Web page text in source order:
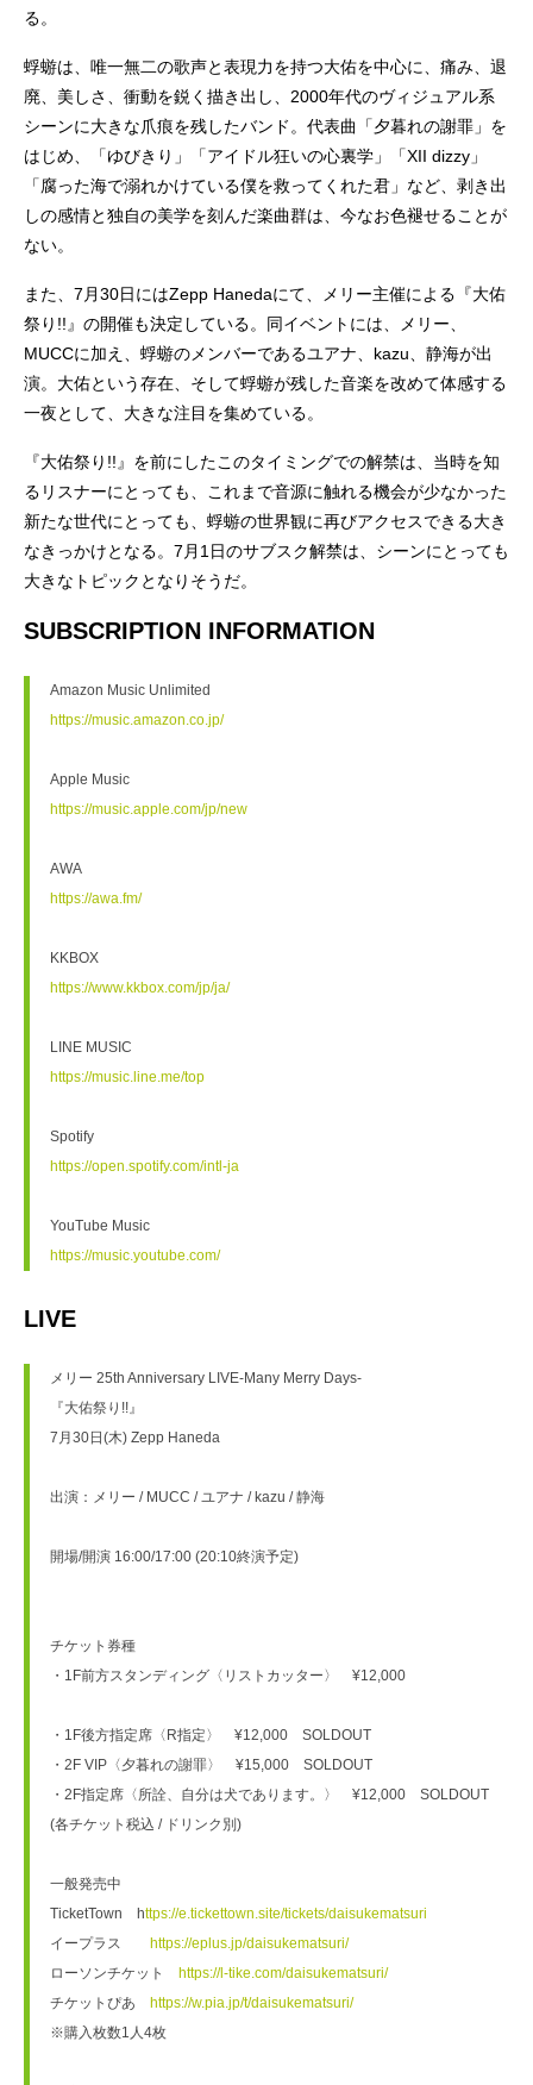
る。
蜉蝣は、唯一無二の歌声と表現力を持つ大佑を中心に、痛み、退
廃、美しさ、衝動を鋭く描き出し、2000年代のヴィジュアル系
シーンに大きな爪痕を残したバンド。代表曲「夕暮れの謝罪」を
はじめ、「ゆびきり」「アイドル狂いの心裏学」「XII dizzy」
「腐った海で溺れかけている僕を救ってくれた君」など、剥き出
しの感情と独自の美学を刻んだ楽曲群は、今なお色褪せることが
ない。
また、7月30日にはZepp Hanedaにて、メリー主催による『大佑
祭り!!』の開催も決定している。同イベントには、メリー、
MUCCに加え、蜉蝣のメンバーであるユアナ、kazu、静海が出
演。大佑という存在、そして蜉蝣が残した音楽を改めて体感する
一夜として、大きな注目を集めている。
『大佑祭り!!』を前にしたこのタイミングでの解禁は、当時を知
るリスナーにとっても、これまで音源に触れる機会が少なかった
新たな世代にとっても、蜉蝣の世界観に再びアクセスできる大き
なきっかけとなる。7月1日のサブスク解禁は、シーンにとっても
大きなトピックとなりそうだ。
SUBSCRIPTION INFORMATION
Amazon Music Unlimited
https://music.amazon.co.jp/
Apple Music
https://music.apple.com/jp/new
AWA
https://awa.fm/
KKBOX
https://www.kkbox.com/jp/ja/
LINE MUSIC
https://music.line.me/top
Spotify
https://open.spotify.com/intl-ja
YouTube Music
https://music.youtube.com/
LIVE
メリー 25th Anniversary LIVE-Many Merry Days-
『大佑祭り!!』
7月30日(木) Zepp Haneda
出演：メリー / MUCC / ユアナ / kazu / 静海
開場/開演 16:00/17:00 (20:10終演予定)
チケット券種
・1F前方スタンディング〈リストカッター〉　¥12,000
・1F後方指定席〈R指定〉　¥12,000　SOLDOUT
・2F VIP〈夕暮れの謝罪〉　¥15,000　SOLDOUT
・2F指定席〈所詮、自分は犬であります。〉　¥12,000　SOLDOUT
(各チケット税込 / ドリンク別)
一般発売中
TicketTown　https://e.tickettown.site/tickets/daisukematsuri
イープラス https://eplus.jp/daisukematsuri/
ローソンチケット https://l-tike.com/daisukematsuri/
チケットぴあ https://w.pia.jp/t/daisukematsuri/
※購入枚数1人4枚